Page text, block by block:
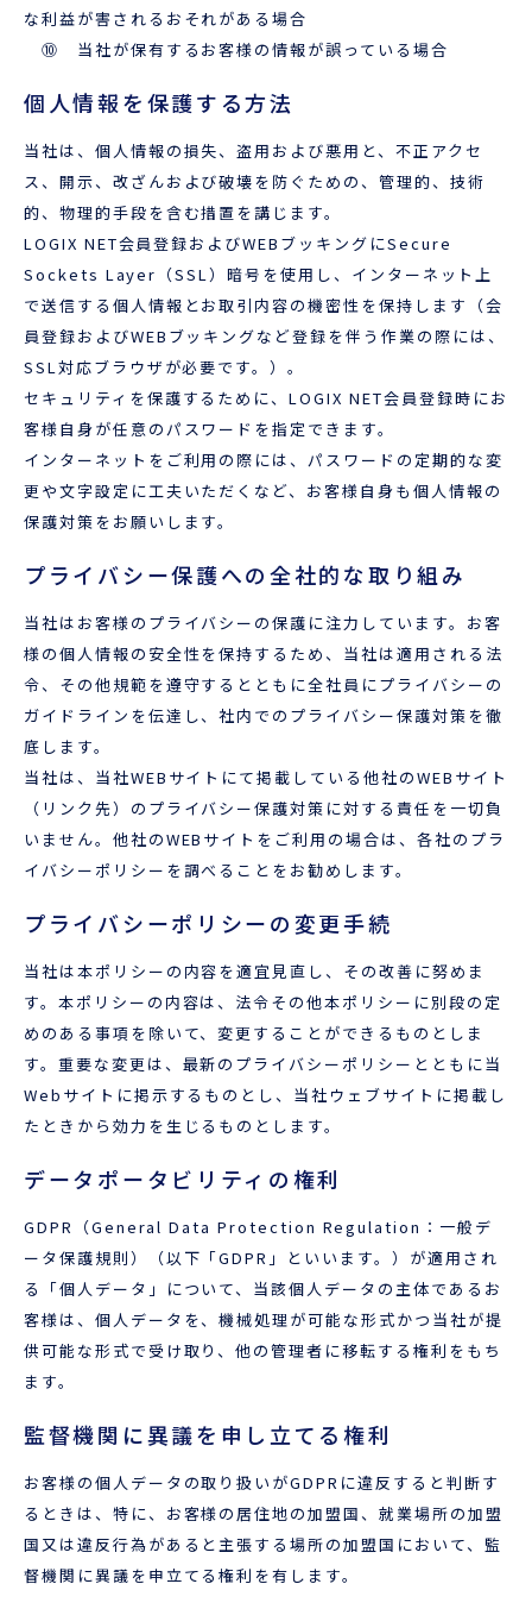
な利益が害されるおそれがある場合
⑩ 当社が保有するお客様の情報が誤っている場合
個人情報を保護する方法
当社は、個人情報の損失、盗用および悪用と、不正アクセ
ス、開示、改ざんおよび破壊を防ぐための、管理的、技術
的、物理的手段を含む措置を講じます。
LOGIX NET会員登録およびWEBブッキングにSecure
Sockets Layer（SSL）暗号を使用し、インターネット上
で送信する個人情報とお取引内容の機密性を保持します（会
員登録およびWEBブッキングなど登録を伴う作業の際には、
SSL対応ブラウザが必要です。）。
セキュリティを保護するために、LOGIX NET会員登録時にお
客様自身が任意のパスワードを指定できます。
インターネットをご利用の際には、パスワードの定期的な変
更や文字設定に工夫いただくなど、お客様自身も個人情報の
保護対策をお願いします。
プライバシー保護への全社的な取り組み
当社はお客様のプライバシーの保護に注力しています。お客
様の個人情報の安全性を保持するため、当社は適用される法
令、その他規範を遵守するとともに全社員にプライバシーの
ガイドラインを伝達し、社内でのプライバシー保護対策を徹
底します。
当社は、当社WEBサイトにて掲載している他社のWEBサイト
（リンク先）のプライバシー保護対策に対する責任を一切負
いません。他社のWEBサイトをご利用の場合は、各社のプラ
イバシーポリシーを調べることをお勧めします。
プライバシーポリシーの変更手続
当社は本ポリシーの内容を適宜見直し、その改善に努めま
す。本ポリシーの内容は、法令その他本ポリシーに別段の定
めのある事項を除いて、変更することができるものとしま
す。重要な変更は、最新のプライバシーポリシーとともに当
Webサイトに掲示するものとし、当社ウェブサイトに掲載し
たときから効力を生じるものとします。
データポータビリティの権利
GDPR（General Data Protection Regulation：一般デ
ータ保護規則）（以下「GDPR」といいます。）が適用され
る「個人データ」について、当該個人データの主体であるお
客様は、個人データを、機械処理が可能な形式かつ当社が提
供可能な形式で受け取り、他の管理者に移転する権利をもち
ます。
監督機関に異議を申し立てる権利
お客様の個人データの取り扱いがGDPRに違反すると判断す
るときは、特に、お客様の居住地の加盟国、就業場所の加盟
国又は違反行為があると主張する場所の加盟国において、監
督機関に異議を申立てる権利を有します。